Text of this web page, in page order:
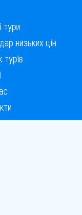
тури
низьких цін
програма